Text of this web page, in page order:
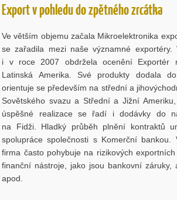
Export v pohledu do zpětného zrcátka
Ve větším objemu začala Mikroelektronika
se zařadila mezi naše významné
i v roce 2007 obdržela ocenění Exportér
Latinská Amerika. Své produkty dodala
orientuje se především na střední a
Sovětského svazu a Střední a Jižní
úspěšné realizace se řadí i dodávky do
na Fidži. Hladký průběh plnění kontraktů
spolupráce společnosti s Komerční
firma často pohybuje na rizikových
finanční nástroje, jako jsou bankovní záruky,
apod.